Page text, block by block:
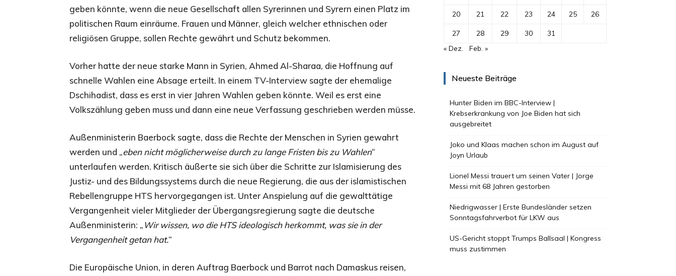
geben könnte, wenn die neue Gesellschaft allen Syrerinnen und Syrern einen Platz im
politischen Raum einräume. Frauen und Männer, gleich welcher ethnischen oder
religiösen Gruppe, sollen Rechte gewährt und Schutz bekommen.
Vorher hatte der neue starke Mann in Syrien, Ahmed Al-Sharaa, die Hoffnung auf
schnelle Wahlen eine Absage erteilt. In einem TV-Interview sagte der ehemalige
Dschihadist, dass es erst in vier Jahren Wahlen geben könnte. Weil es erst eine
Volkszählung geben muss und dann eine neue Verfassung geschrieben werden müsse.
Außenministerin Baerbock sagte, dass die Rechte der Menschen in Syrien gewahrt
werden und „eben nicht möglicherweise durch zu lange Fristen bis zu Wahlen“
unterlaufen werden. Kritisch äußerte sie sich über die Schritte zur Islamisierung des
Justiz- und des Bildungssystems durch die neue Regierung, die aus der islamistischen
Rebellengruppe HTS hervorgegangen ist. Unter Anspielung auf die gewalttätige
Vergangenheit vieler Mitglieder der Übergangsregierung sagte die deutsche
Außenministerin: „Wir wissen, wo die HTS ideologisch herkommt, was sie in der
Vergangenheit getan hat.“
Die Europäische Union, in deren Auftrag Baerbock und Barrot nach Damaskus reisen,
20 21 22 23 24 25 26
27 28 29 30
31
« Dez.
Feb. »
Neueste Beiträge
Hunter Biden im BBC-Interview |
Krebserkrankung von Joe Biden hat sich
ausgebreitet
Joko und Klaas machen schon im August auf
Joyn Urlaub
Lionel Messi trauert um seinen Vater | Jorge
Messi mit 68 Jahren gestorben
Niedrigwasser | Erste Bundesländer setzen
Sonntagsfahrverbot für LKW aus
US-Gericht stoppt Trumps Ballsaal | Kongress
muss zustimmen